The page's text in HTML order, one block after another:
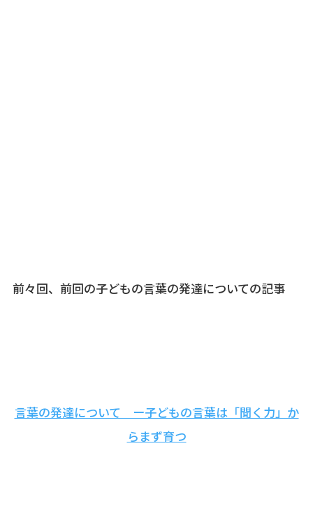
前々回、前回の子どもの言葉の発達についての記事
言葉の発達について ー子どもの言葉は「聞く力」か
らまず育つ